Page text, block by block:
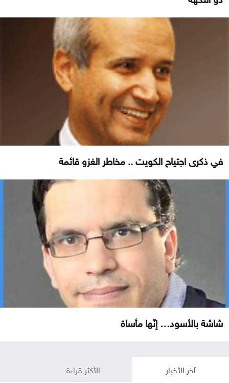
في ذكرى اجتياح الكويت .. مخاطر الغزو قائمة
شاشة بالأسود… إنّها مأساة
آخر الأخبار الأكثر قراءة